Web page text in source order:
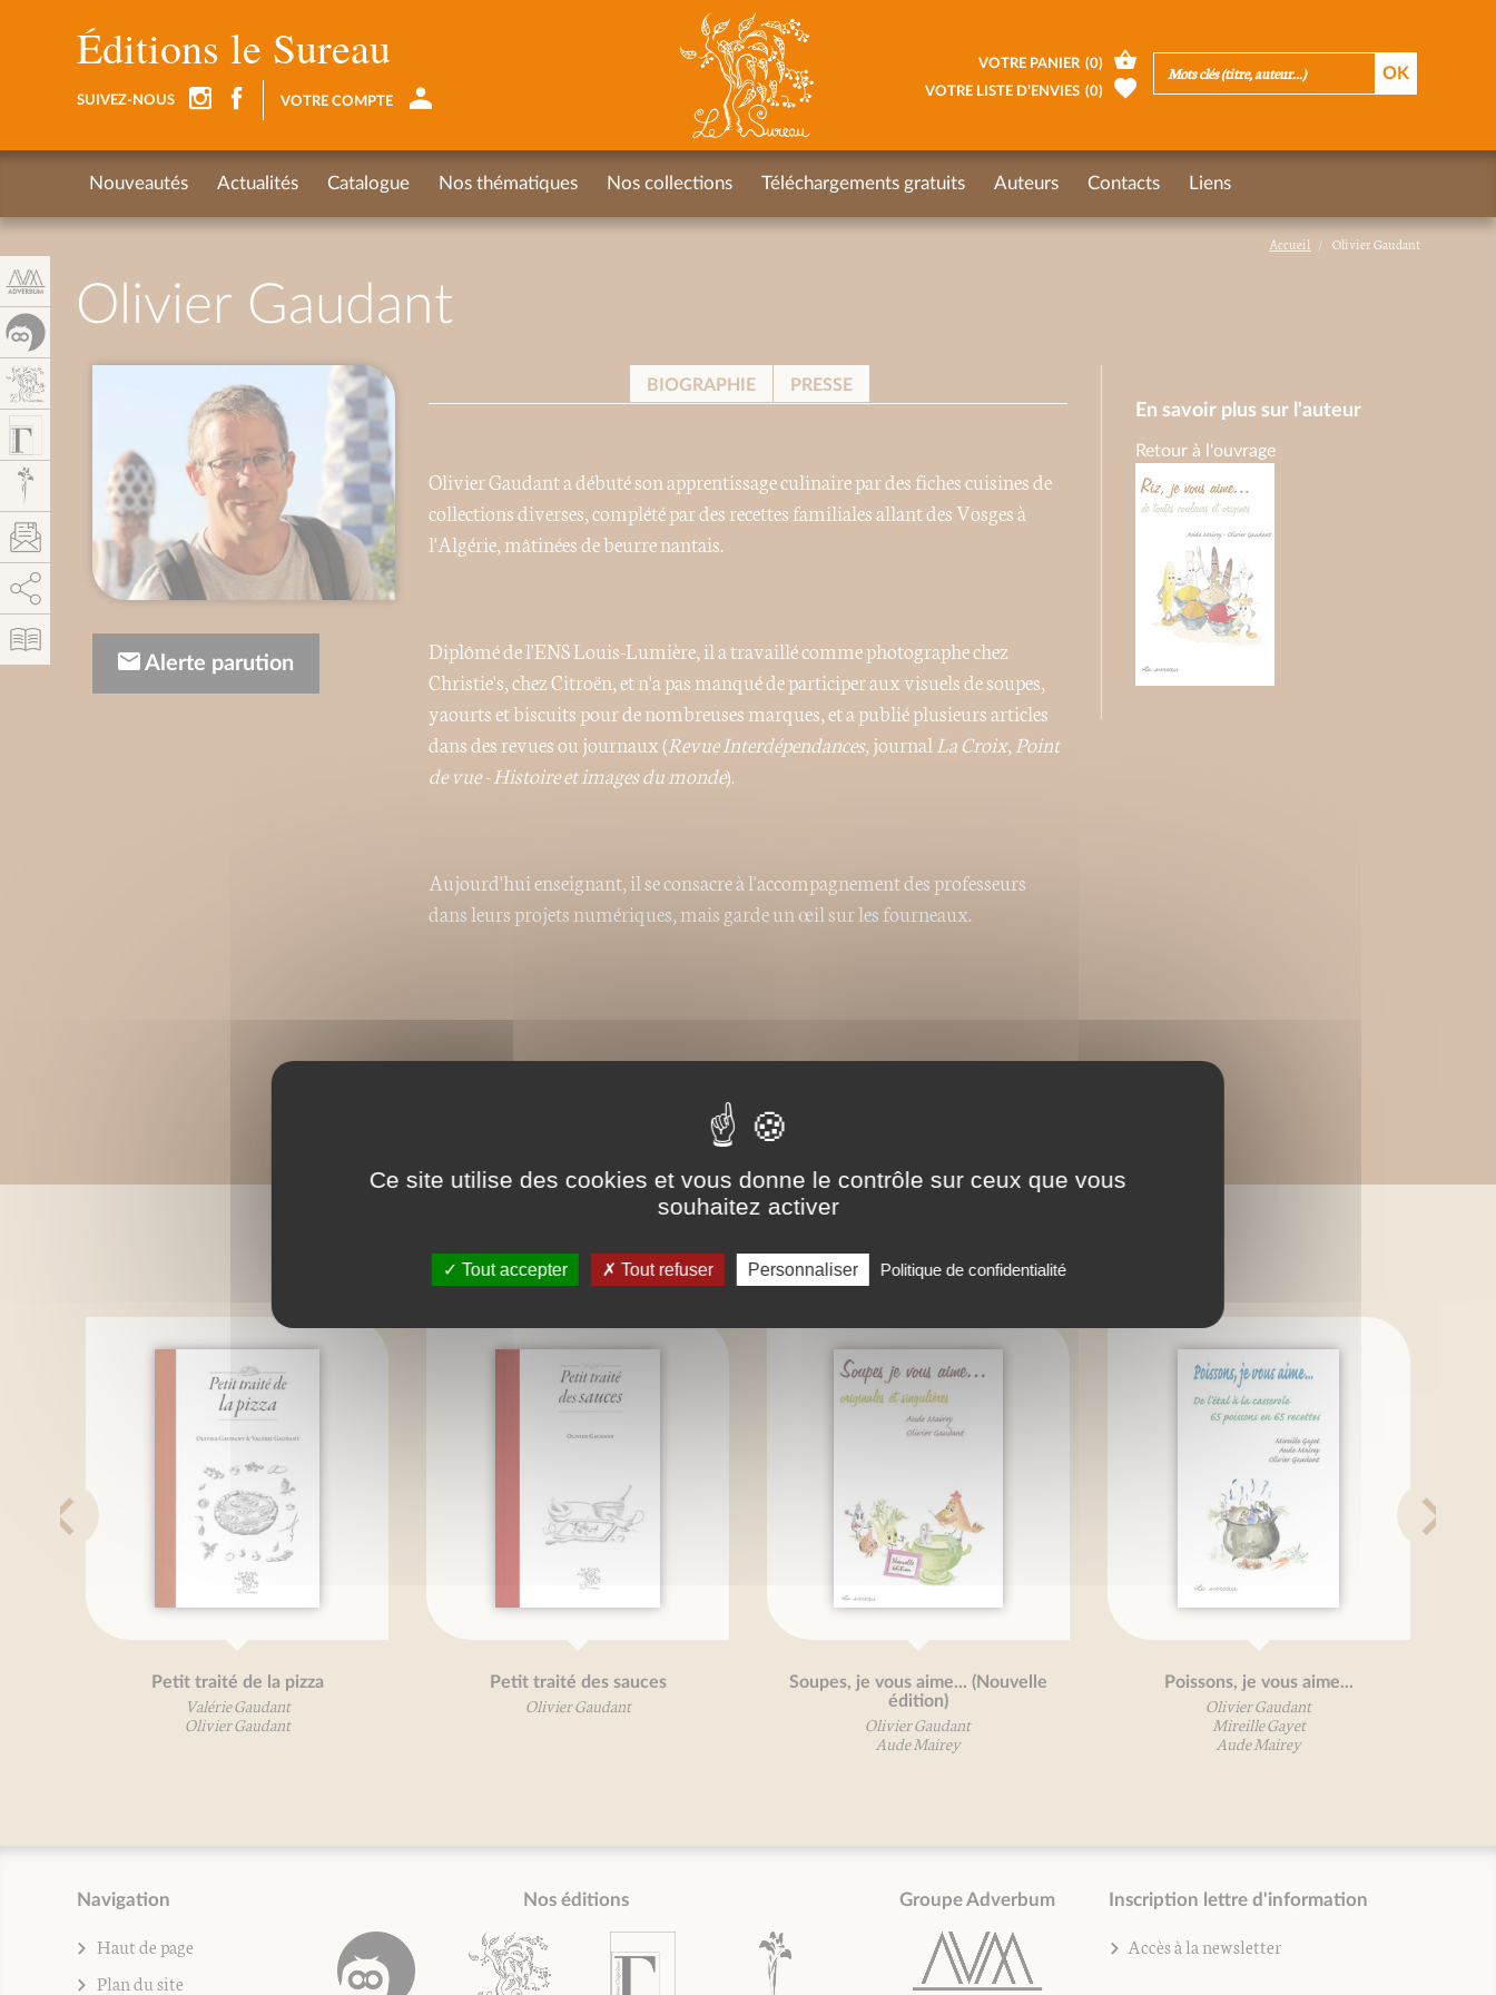
Accueil Olivier Gaudant
Olivier Gaudant
Alerte parution
BIOGRAPHIE PRESSE
Olivier Gaudant a débuté son apprentissage culinaire par des fiches cuisines de
collections diverses, complété par des recettes familiales allant des Vosges à
l'Algérie, mâtinées de beurre nantais.
Diplômé de l'ENS Louis-Lumière, il a travaillé comme photographe chez
Christie's, chez Citroën, et n'a pas manqué de participer aux visuels de soupes,
yaourts et biscuits pour de nombreuses marques, et a publié plusieurs articles
dans des revues ou journaux (Revue Interdépendances, journal La Croix, Point
de vue - Histoire et images du monde).
Aujourd'hui enseignant, il se consacre à l'accompagnement des professeurs
dans leurs projets numériques, mais garde un œil sur les fourneaux.
En savoir plus sur l'auteur
Retour à l'ouvrage
BIBLIOGRAPHIE
Petit traité de la pizza
Valérie Gaudant
Olivier Gaudant
Petit traité des sauces
Olivier Gaudant
Soupes, je vous aime... (Nouvelle
édition)
Olivier Gaudant
Aude Mairey
Poissons, je vous aime...
Olivier Gaudant
Mireille Gayet
Aude Mairey
Navigation
Haut de page
Plan du site
Nos éditions Groupe Adverbum Inscription lettre d'information
Accès à la newsletter
Éditions le Sureau
SUIVEZ-NOUS VOTRE COMPTE
VOTRE PANIER (0)
VOTRE LISTE D’ENVIES (0)
Nouveautés Actualités Catalogue Nos thématiques Nos collections Téléchargements gratuits Auteurs Contacts Liens
AddThis est désactivé. Autoriser
Ce site utilise des cookies et vous donne le contrôle sur ceux que vous
souhaitez activer
Tout accepter Tout refuser Personnaliser Politique de confidentialité